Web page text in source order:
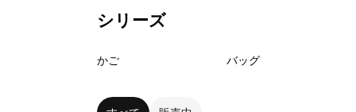
シリーズ
かご バッグ